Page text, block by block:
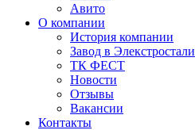
Авито
О компании
История компании
Завод в Элекстростали
ТК ФЕСТ
Новости
Отзывы
Вакансии
Контакты